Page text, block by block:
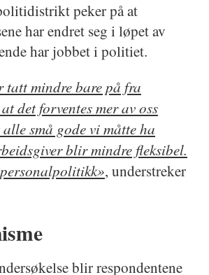
peker på at
har endret seg i løpet av
har jobbet i politiet.
tatt mindre bare på fra
det forventes mer av oss
små gode vi måtte ha
blir mindre fleksibel.
, understreker
blir respondentene